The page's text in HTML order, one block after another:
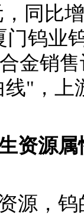
同比增
门钨业
金销
"，上
资源
源，